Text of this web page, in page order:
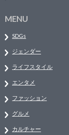
MENU
SDGs
ジェンダー
ライフスタイル
エンタメ
ファッション
グルメ
カルチャー